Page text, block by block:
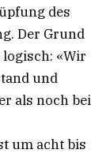
des
Der Grund
«Wir
und
als noch bei
um acht bis